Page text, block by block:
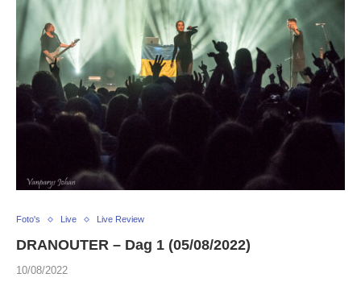
Foto's Live Live Review
DRANOUTER – Dag 1 (05/08/2022)
10/08/2022